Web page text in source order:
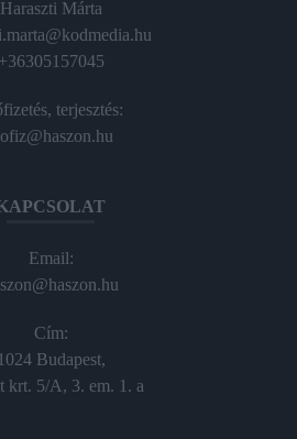
Haraszti Márta
+36305157045
terjesztés:
Email:
Cím:
1024 Budapest,
krt. 5/A, 3. em. 1. a